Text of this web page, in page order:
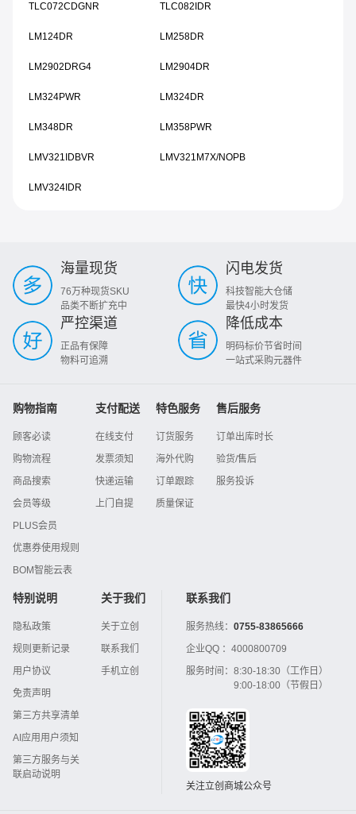
TLC072CDGNR TLC082IDR
LM124DR LM258DR
LM2902DRG4 LM2904DR
LM324PWR LM324DR
LM348DR LM358PWR
LMV321IDBVR LMV321M7X/NOPB
LMV324IDR
海量现货
76万种现货SKU
品类不断扩充中
闪电发货
科技智能大仓储
最快4小时发货
严控渠道
正品有保障
物料可追溯
降低成本
明码标价节省时间
一站式采购元器件
购物指南
顾客必读
购物流程
商品搜索
会员等级
PLUS会员
优惠券使用规则
BOM智能云表
支付配送
在线支付
发票须知
快递运输
上门自提
特色服务
订货服务
海外代购
订单跟踪
质量保证
售后服务
订单出库时长
验货/售后
服务投诉
特别说明
隐私政策
规则更新记录
用户协议
免责声明
第三方共享清单
AI应用用户须知
第三方服务与关
联启动说明
关于我们
关于立创
联系我们
手机立创
联系我们
服务热线： 0755-83865666
企业QQ ： 4000800709
服务时间： 8:30-18:30（工作日）
9:00-18:00（节假日）
关注立创商城公众号